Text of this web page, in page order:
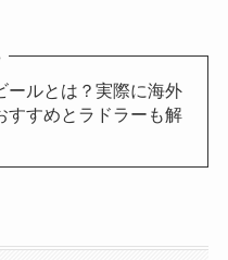
ールとは？実際に海外
すすめとラドラーも解